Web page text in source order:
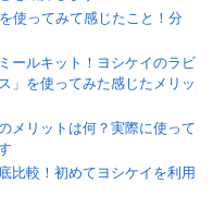
使ってみて感じたこと！分
ールキット！ヨシケイのラビ
」を使ってみた感じたメリッ
メリットは何？実際に使って
比較！初めてヨシケイを利用